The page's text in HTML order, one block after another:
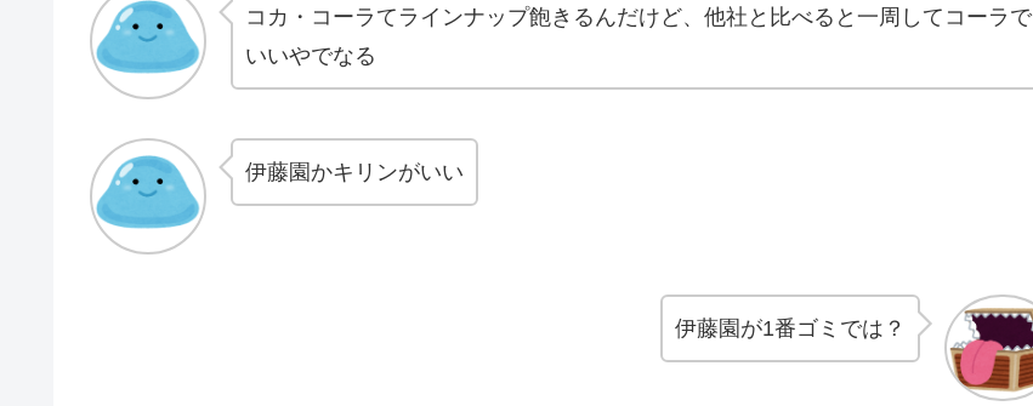
コカ・コーラてラインナップ飽きるんだけど、他社と比べると一周してコーラで
いいやでなる
伊藤園かキリンがいい
伊藤園が1番ゴミでは？